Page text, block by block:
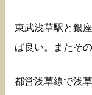
東武浅草駅と銀
ば良い。またそ
都営浅草線で浅